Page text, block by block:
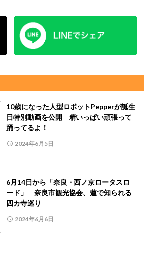
10歳になった人型ロボットPepperが誕生
日特別動画を公開 精いっぱい頑張って
踊ってるよ！
2024年6月5日
6月14日から「奈良・西ノ京ロータスロ
ード」 奈良市観光協会、蓮で知られる
四カ寺巡り
2024年6月6日